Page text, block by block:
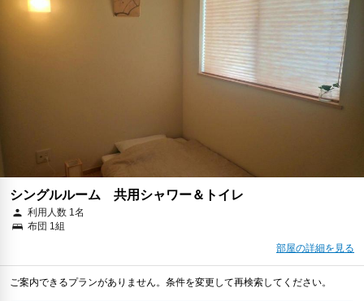
シングルルーム 共用シャワー＆トイレ
利用人数 1名
布団 1組
部屋の詳細を見る
ご案内できるプランがありません。条件を変更して再検索してください。